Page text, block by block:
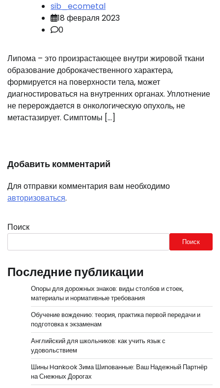
sib_ecometal
18 февраля 2023
0
Липома – это произрастающее внутри жировой ткани
образование доброкачественного характера,
формируется на поверхности тела, может
диагностироваться на внутренних органах. Уплотнение
не перерождается в онкологическую опухоль, не
метастазирует. Симптомы […]
Добавить комментарий
Для отправки комментария вам необходимо
авторизоваться.
Поиск
Поиск
Последние публикации
Опоры для дорожных знаков: виды столбов и стоек,
материалы и нормативные требования
Обучение вождению: теория, практика первой передачи и
подготовка к экзаменам
Английский для школьников: как учить язык с
удовольствием
Шины Hankook Зима Шипованные: Ваш Надежный Партнёр
на Снежных Дорогах